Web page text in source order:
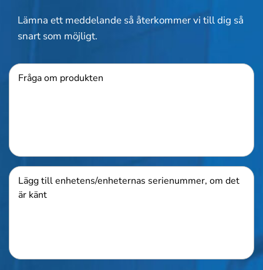
Lämna ett meddelande så återkommer vi till dig så
snart som möjligt.
Produkt
Lägg
till
enhetens/enheternas
är
känt